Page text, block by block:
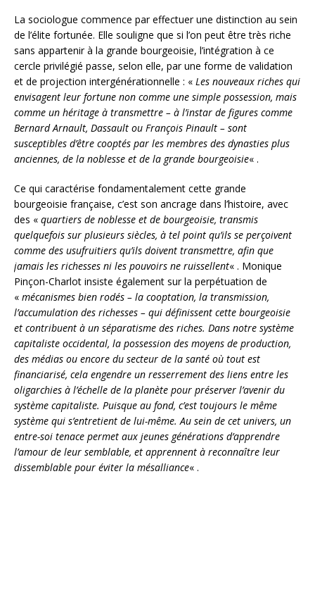
La sociologue commence par effectuer une distinction au sein
de l’élite fortunée. Elle souligne que si l’on peut être très riche
sans appartenir à la grande bourgeoisie, l’intégration à ce
cercle privilégié passe, selon elle, par une forme de validation
et de projection intergénérationnelle : « Les nouveaux riches qui
envisagent leur fortune non comme une simple possession, mais
comme un héritage à transmettre – à l’instar de figures comme
Bernard Arnault, Dassault ou François Pinault – sont
susceptibles d’être cooptés par les membres des dynasties plus
anciennes, de la noblesse et de la grande bourgeoisie« .
Ce qui caractérise fondamentalement cette grande
bourgeoisie française, c’est son ancrage dans l’histoire, avec
des « quartiers de noblesse et de bourgeoisie, transmis
quelquefois sur plusieurs siècles, à tel point qu’ils se perçoivent
comme des usufruitiers qu’ils doivent transmettre, afin que
jamais les richesses ni les pouvoirs ne ruissellent« . Monique
Pinçon-Charlot insiste également sur la perpétuation de
« mécanismes bien rodés – la cooptation, la transmission,
l’accumulation des richesses – qui définissent cette bourgeoisie
et contribuent à un séparatisme des riches. Dans notre système
capitaliste occidental, la possession des moyens de production,
des médias ou encore du secteur de la santé où tout est
financiarisé, cela engendre un resserrement des liens entre les
oligarchies à l’échelle de la planète pour préserver l’avenir du
système capitaliste. Puisque au fond, c’est toujours le même
système qui s’entretient de lui-même. Au sein de cet univers, un
entre-soi tenace permet aux jeunes générations d’apprendre
l’amour de leur semblable, et apprennent à reconnaître leur
dissemblable pour éviter la mésalliance« .